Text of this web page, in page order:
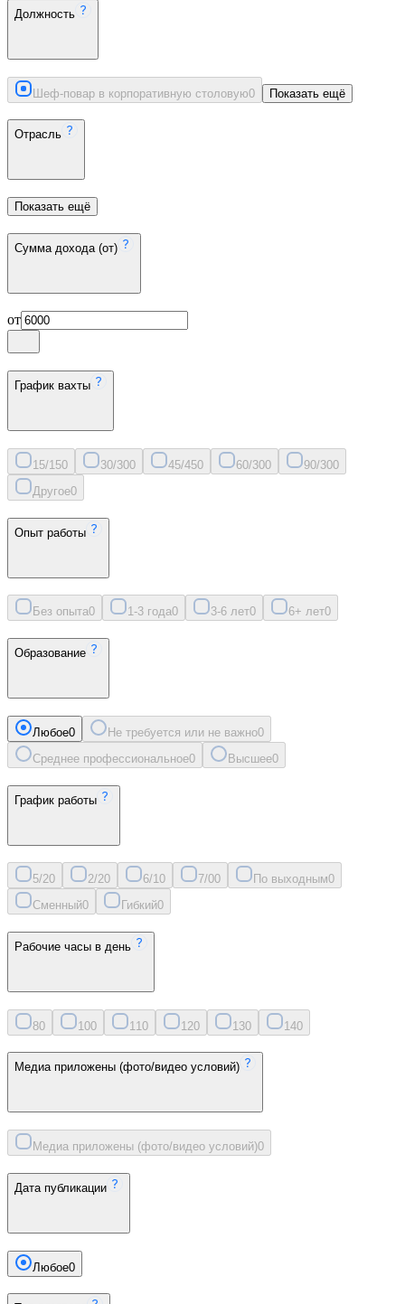
Должность
Шеф-повар в корпоративную столовую0 Показать ещё
Отрасль
Показать ещё
Сумма дохода (от)
от
График вахты
15/150 30/300 45/450 60/300 90/300
Другое0
Опыт работы
Без опыта0 1-3 года0 3-6 лет0 6+ лет0
Образование
Любое0 Не требуется или не важно0
Среднее профессиональное0 Высшее0
График работы
5/20 2/20 6/10 7/00 По выходным0
Сменный0 Гибкий0
Рабочие часы в день
80 100 11 0 120 130 140
Медиа приложены (фото/видео условий)
Медиа приложены (фото/видео условий)0
Дата публикации
Любое0